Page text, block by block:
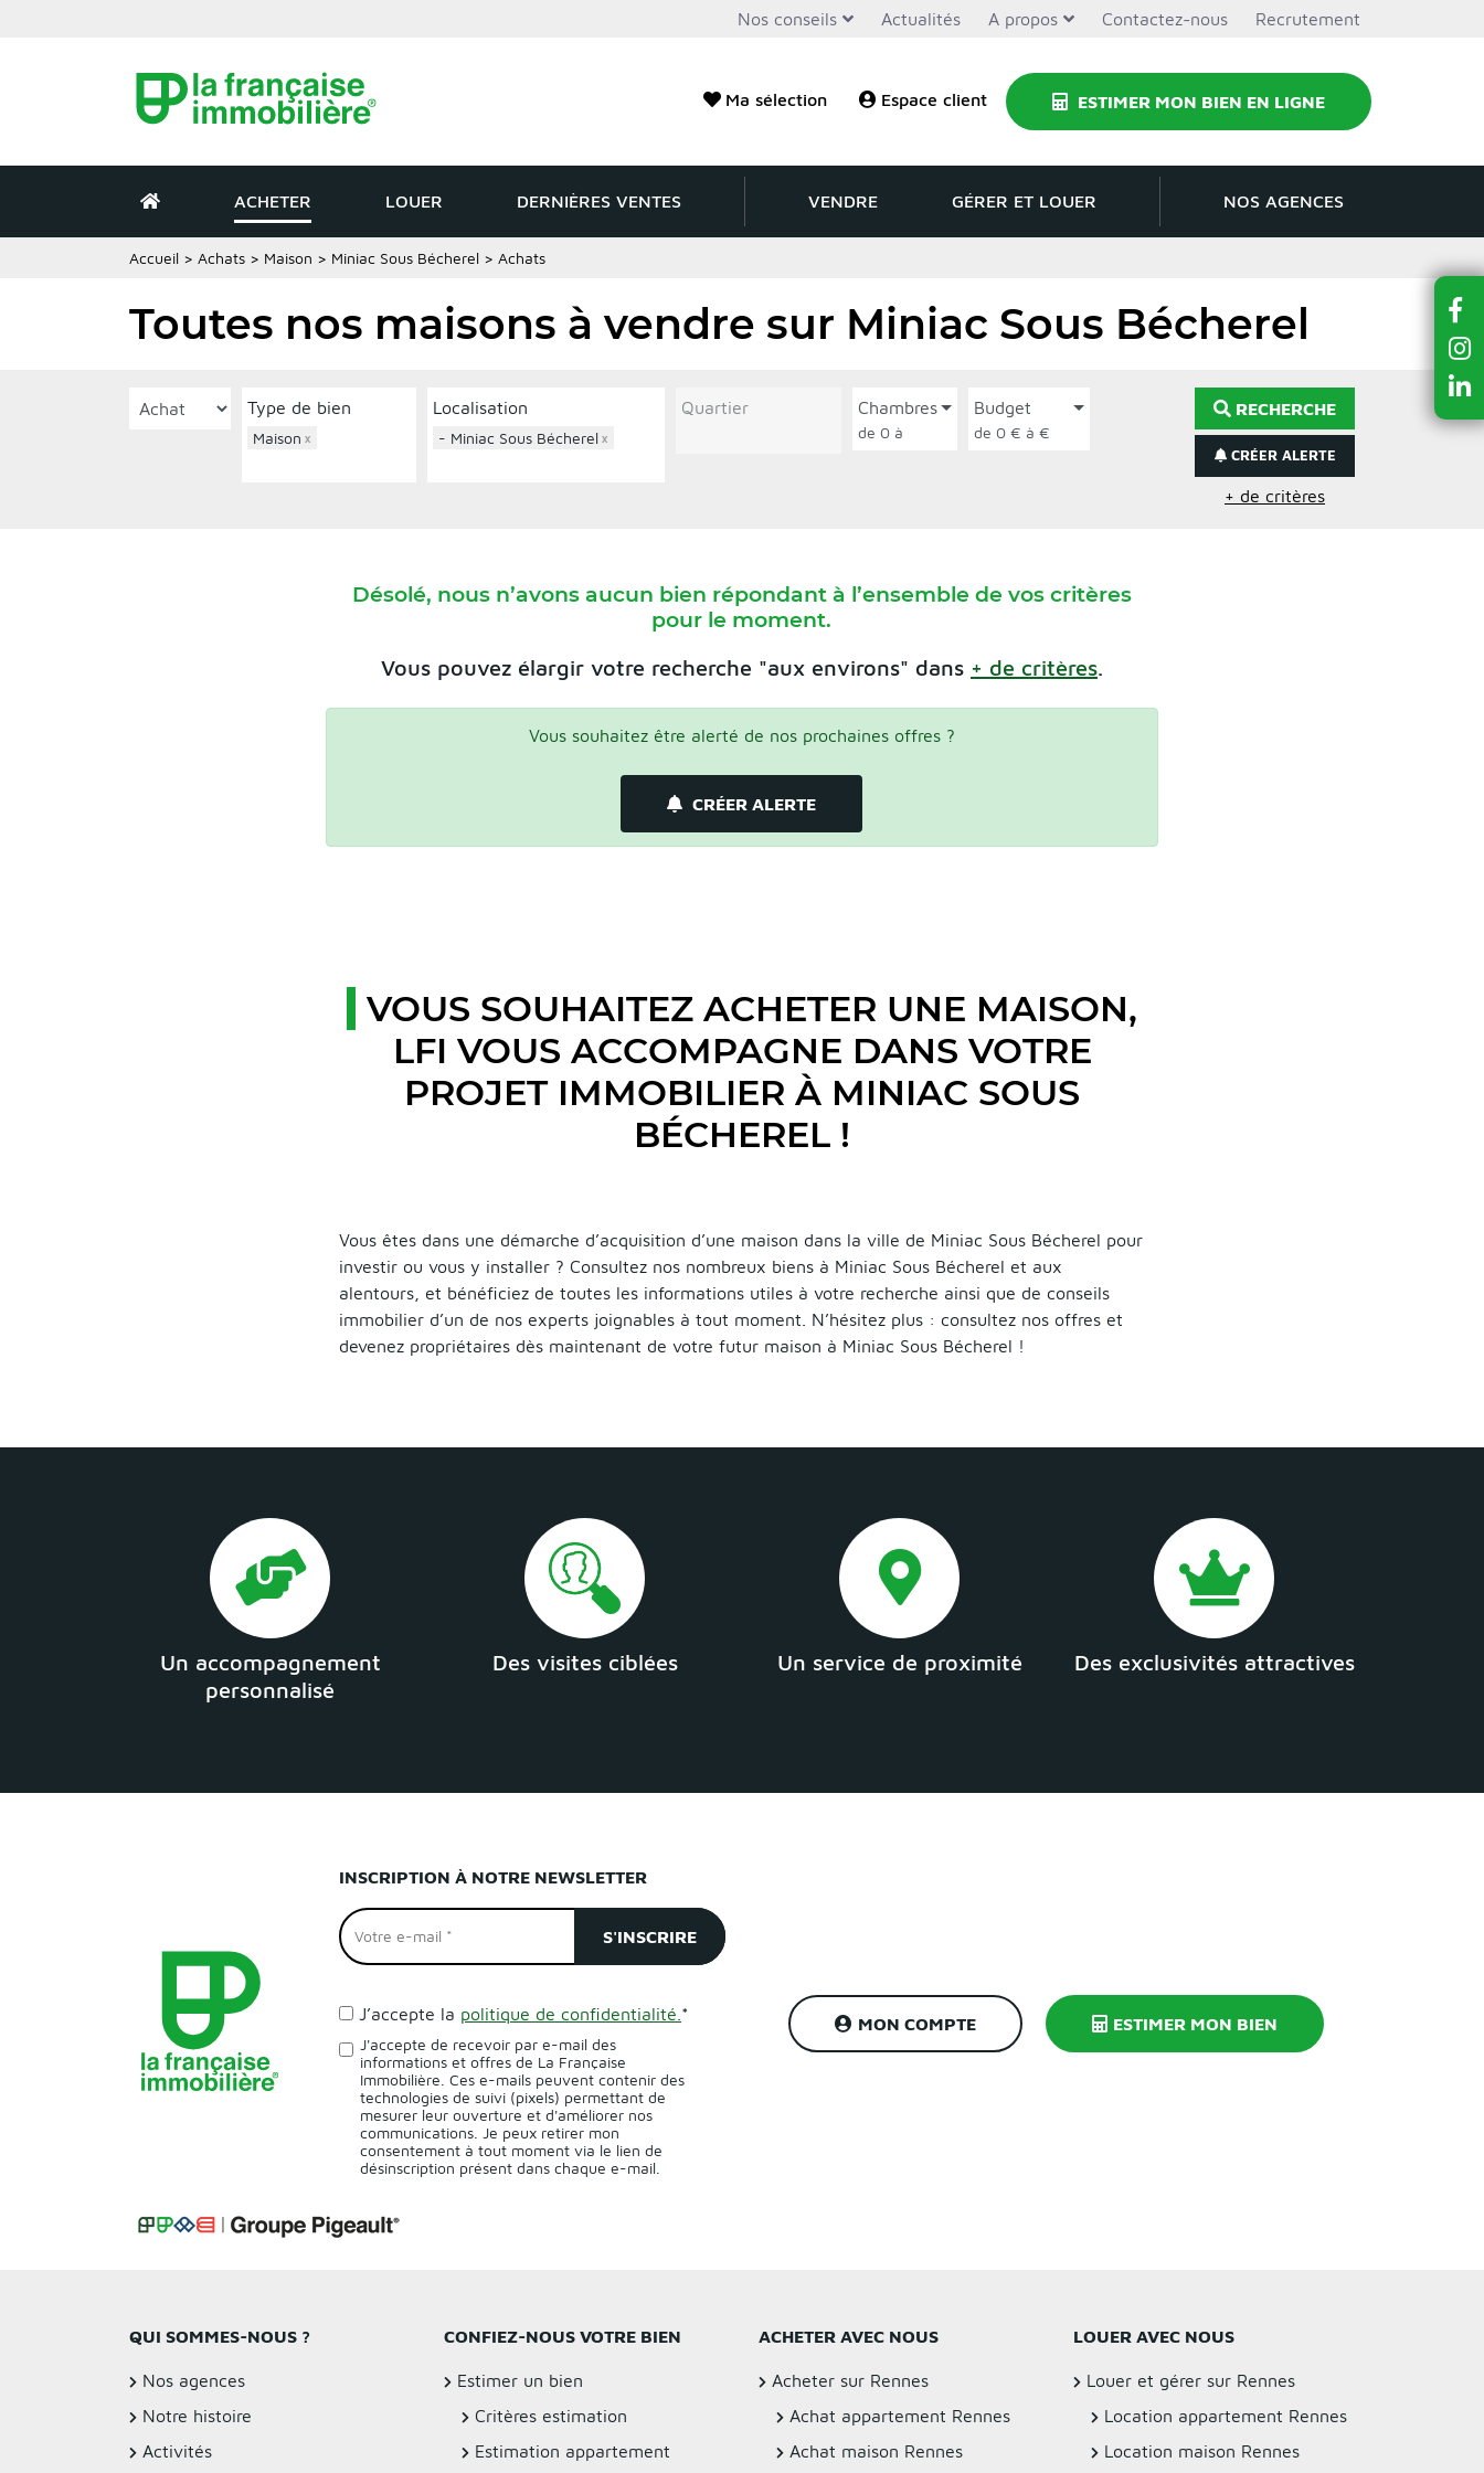
Nos conseils Actualités A propos Contactez-nous Recrutement
Ma sélection Espace client ESTIMER MON BIEN EN LIGNE
ACHETER LOUER DERNIÈRES VENTES VENDRE GÉRER ET LOUER NOS AGENCES
Accueil > Achats > Maison > Miniac Sous Bécherel > Achats
Toutes nos maisons à vendre sur Miniac Sous Bécherel
Type de bien
×
Maison
Localisation
×
- Miniac Sous Bécherel
Quartier Chambres
de 0 à
Budget
de 0 € à €
RECHERCHE
CRÉER ALERTE
+ de critères
Désolé, nous n’avons aucun bien répondant à l’ensemble de vos critères
pour le moment.
Vous pouvez élargir votre recherche "aux environs" dans + de critères.
Vous souhaitez être alerté de nos prochaines offres ?
CRÉER ALERTE
VOUS SOUHAITEZ ACHETER UNE MAISON,
LFI VOUS ACCOMPAGNE DANS VOTRE
PROJET IMMOBILIER À MINIAC SOUS
BÉCHEREL !
Vous êtes dans une démarche d’acquisition d’une maison dans la ville de Miniac Sous Bécherel pour
investir ou vous y installer ? Consultez nos nombreux biens à Miniac Sous Bécherel et aux
alentours, et bénéficiez de toutes les informations utiles à votre recherche ainsi que de conseils
immobilier d’un de nos experts joignables à tout moment. N’hésitez plus : consultez nos offres et
devenez propriétaires dès maintenant de votre futur maison à Miniac Sous Bécherel !
Un accompagnement
personnalisé
Des visites ciblées Un service de proximité Des exclusivités attractives
MON COMPTE ESTIMER MON BIEN
INSCRIPTION À NOTRE NEWSLETTER
J’accepte la politique de confidentialité. *
J'accepte de recevoir par e-mail des
informations et offres de La Française
Immobilière. Ces e-mails peuvent contenir des
technologies de suivi (pixels) permettant de
mesurer leur ouverture et d'améliorer nos
communications. Je peux retirer mon
consentement à tout moment via le lien de
désinscription présent dans chaque e-mail.
QUI SOMMES-NOUS ?
Nos agences
Notre histoire
Activités
CONFIEZ-NOUS VOTRE BIEN
Estimer un bien
Critères estimation
Estimation appartement
ACHETER AVEC NOUS
Acheter sur Rennes
Achat appartement Rennes
Achat maison Rennes
LOUER AVEC NOUS
Louer et gérer sur Rennes
Location appartement Rennes
Location maison Rennes